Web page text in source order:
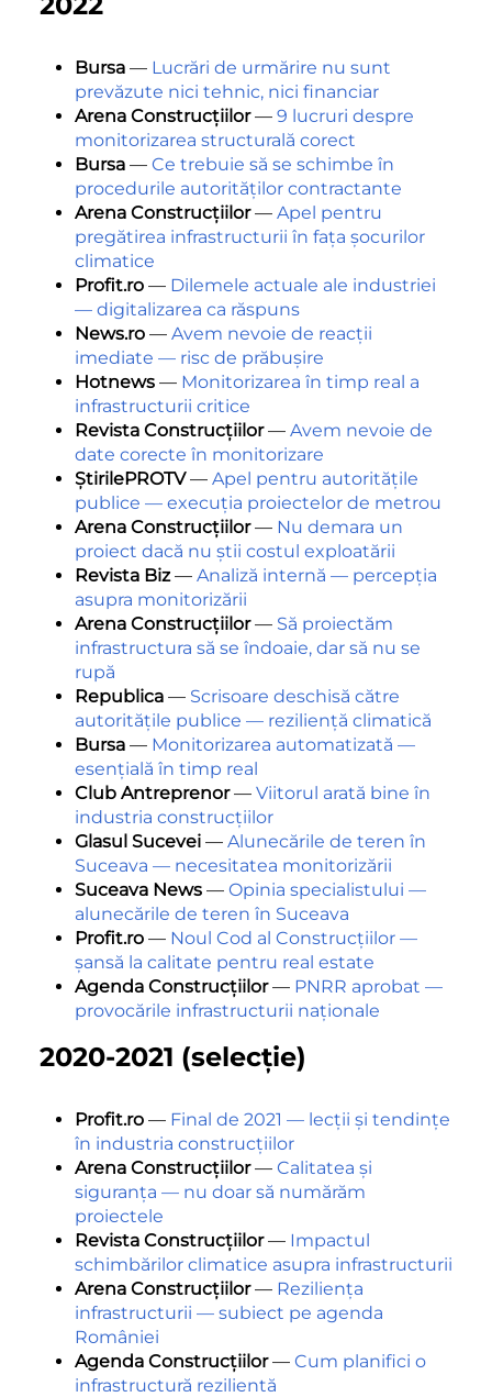
Bursa — Lucrări de urmărire nu sunt
prevăzute nici tehnic, nici financiar
Arena Construcțiilor— 9 lucruri despre
monitorizarea structurală corect
Bursa — Ce trebuie să se schimbe în
procedurile autorităților contractante
Arena Construcțiilor— Apel pentru
pregătirea infrastructurii în fața șocurilor
climatice
Profit.ro — Dilemele actuale ale industriei
— digitalizarea ca răspuns
News.ro — Avem nevoie de reacții
imediate — risc de prăbușire
Hotnews — Monitorizarea în timp real a
infrastructurii critice
Revista Construcțiilor— Avem nevoie de
date corecte în monitorizare
ȘtirilePROTV— Apel pentru autoritățile
publice — execuția proiectelor de metrou
Arena Construcțiilor— Nu demara un
proiect dacă nu știi costul exploatării
Revista Biz— Analiză internă — percepția
asupra monitorizării
Arena Construcțiilor— Să proiectăm
infrastructura să se îndoaie, dar să nu se
rupă
Republica — Scrisoare deschisă către
autoritățile publice — reziliență climatică
Bursa — Monitorizarea automatizată —
esențială în timp real
Club Antreprenor— Viitorul arată bine în
industria construcțiilor
Glasul Sucevei — Alunecările de teren în
Suceava — necesitatea monitorizării
Suceava News — Opinia specialistului —
alunecările de teren în Suceava
Profit.ro — Noul Cod al Construcțiilor —
șansă la calitate pentru real estate
Agenda Construcțiilor— PNRR aprobat —
provocările infrastructurii naționale
2020-2021 (selecție)
Profit.ro — Final de 2021 — lecții și tendințe
în industria construcțiilor
Arena Construcțiilor— Calitatea și
siguranța — nu doar să numărăm
proiectele
Revista Construcțiilor— Impactul
schimbărilor climatice asupra infrastructurii
Arena Construcțiilor— Reziliența
infrastructurii — subiect pe agenda
României
Agenda Construcțiilor— Cum planifici o
infrastructură rezilientă